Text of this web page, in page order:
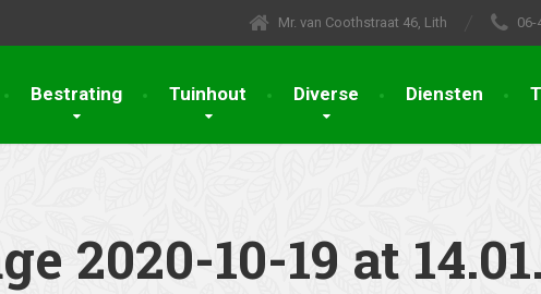
Mr. van Coothstraat 46, Lith 06-
Bestrating Tuinhout Diverse Diensten
2020-10-19 at